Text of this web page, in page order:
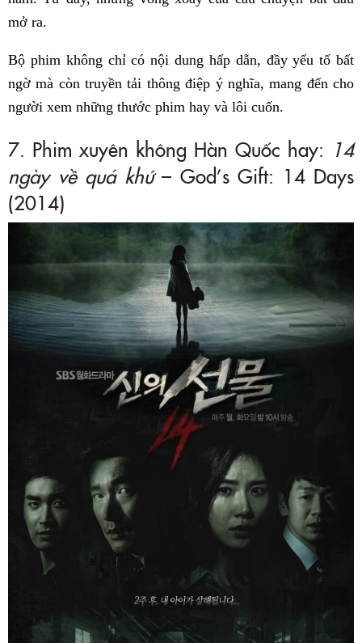
mở ra.
Bộ phim không chỉ có nội dung hấp dẫn, đầy yếu tố bất
ngờ mà còn truyền tải thông điệp ý nghĩa, mang đến cho
người xem những thước phim hay và lôi cuốn.
7. Phim xuyên không Hàn Quốc hay: 14
ngày về quá khứ– God’s Gift: 14 Days
(2014)